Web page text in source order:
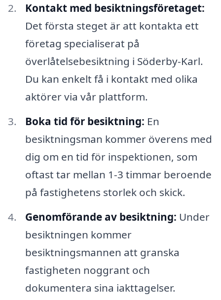
Kontakt med besiktningsföretaget:
Det första steget är att kontakta ett
företag specialiserat på
överlåtelsebesiktning i Söderby-Karl.
Du kan enkelt få i kontakt med olika
aktörer via vår plattform.
Boka tid för besiktning: En
besiktningsman kommer överens med
dig om en tid för inspektionen, som
oftast tar mellan 1-3 timmar beroende
på fastighetens storlek och skick.
Genomförande av besiktning: Under
besiktningen kommer
besiktningsmannen att granska
fastigheten noggrant och
dokumentera sina iakttagelser.